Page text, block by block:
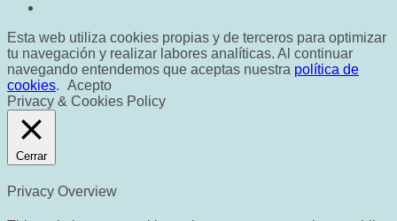
Esta web utiliza cookies propias y de terceros para optimizar
tu navegación y realizar labores analíticas. Al continuar
navegando entendemos que aceptas nuestra política de
cookies. Acepto
Privacy & Cookies Policy
Cerrar
Privacy Overview